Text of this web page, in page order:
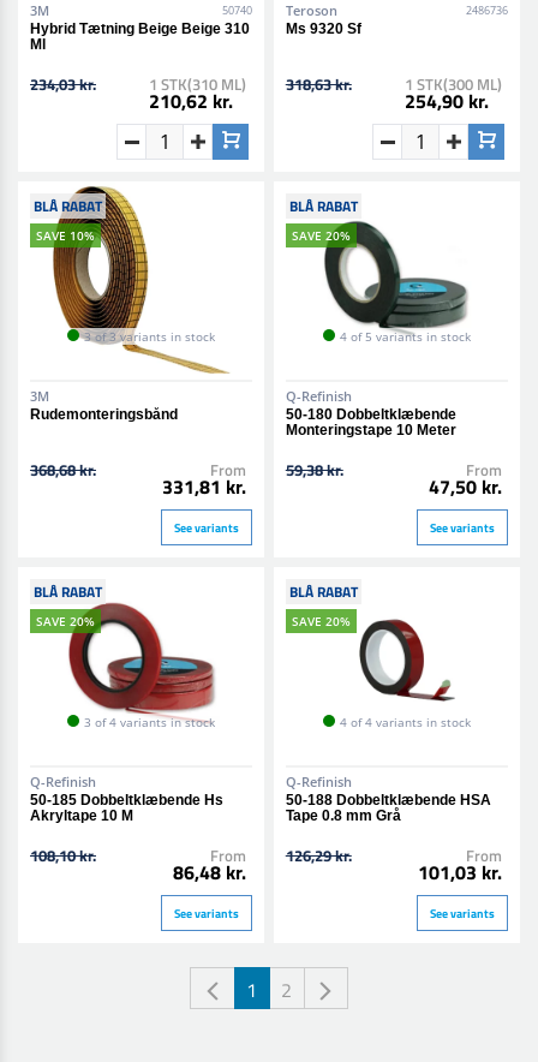
3M 50740
Hybrid Tætning Beige Beige 310
Ml
234,03 kr. 1 STK(310 ML)
210,62 kr.
Teroson 2486736
Ms 9320 Sf
318,63 kr. 1 STK(300 ML)
254,90 kr.
BLÅ RABAT
SAVE 10%
3 of 3 variants in stock
3M
Rudemonteringsbånd
368,68 kr. From
331,81 kr.
See variants
BLÅ RABAT
SAVE 20%
4 of 5 variants in stock
Q-Refinish
50-180 Dobbeltklæbende
Monteringstape 10 Meter
59,38 kr. From
47,50 kr.
See variants
BLÅ RABAT
SAVE 20%
3 of 4 variants in stock
Q-Refinish
50-185 Dobbeltklæbende Hs
Akryltape 10 M
108,10 kr. From
86,48 kr.
See variants
BLÅ RABAT
SAVE 20%
4 of 4 variants in stock
Q-Refinish
50-188 Dobbeltklæbende HSA
Tape 0.8 mm Grå
126,29 kr. From
101,03 kr.
See variants
1 2